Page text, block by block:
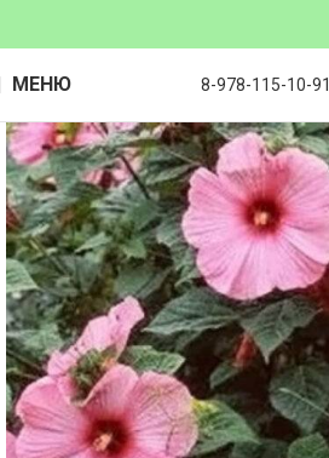
МЕНЮ 8-978-115-10-91